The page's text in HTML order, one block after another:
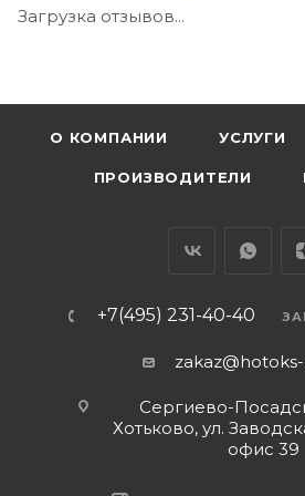
Загрузка отзывов...
О КОМПАНИИ УСЛУГИ
ПРОИЗВОДИТЕЛИ
+7(495) 231-40-40
Сергиево-
Хотьково, ул.
офис 39